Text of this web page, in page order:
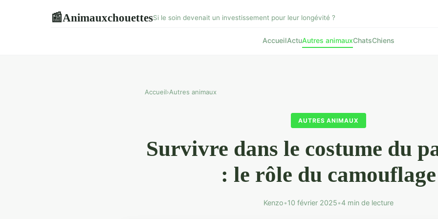
📰AnimauxchouettesSi le soin devenait un investissement pour leur longévité ?
AccueilActuAutres animauxChatsChiens
Accueil›Autres animaux
AUTRES ANIMAUX
Survivre dans le costume du
: le rôle du camouflage
Kenzo•10 février 2025•4 min de lecture